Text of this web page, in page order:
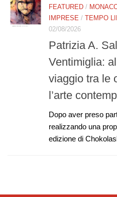
FEATURED /
IMPRESE / TEMPO
02/08/2026
Patrizia A.
Ventimiglia:
viaggio tra le
l’arte
Dopo aver preso
realizzando una
edizione di